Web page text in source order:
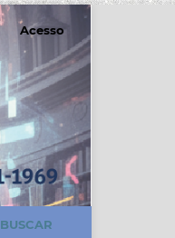
BUSCAR
Acesso